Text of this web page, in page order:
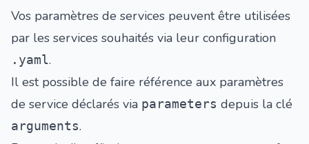
Vos paramètres de services peuvent être utilisées
par les services souhaités via leur configuration
.yaml.
Il est possible de faire référence aux paramètres
de service déclarés via parameters depuis la clé
arguments.